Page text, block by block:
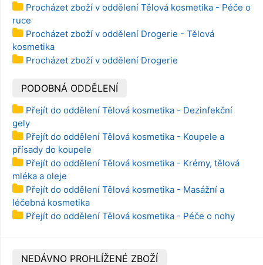
Procházet zboží v oddělení Tělová kosmetika - Péče o
ruce
Procházet zboží v oddělení Drogerie - Tělová
kosmetika
Procházet zboží v oddělení Drogerie
PODOBNÁ ODDĚLENÍ
Přejít do oddělení Tělová kosmetika - Dezinfekční
gely
Přejít do oddělení Tělová kosmetika - Koupele a
přísady do koupele
Přejít do oddělení Tělová kosmetika - Krémy, tělová
mléka a oleje
Přejít do oddělení Tělová kosmetika - Masážní a
léčebná kosmetika
Přejít do oddělení Tělová kosmetika - Péče o nohy
NEDÁVNO PROHLÍŽENÉ ZBOŽÍ